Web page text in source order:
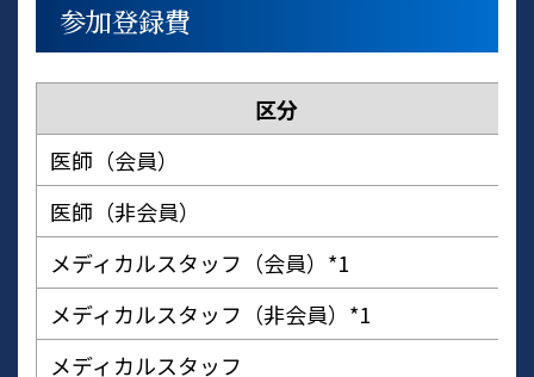
参加登録費
区分
医師（会員）
医師（非会員）
メディカルスタッフ（会員）*1
メディカルスタッフ（非会員）*1
メディカルスタッフ